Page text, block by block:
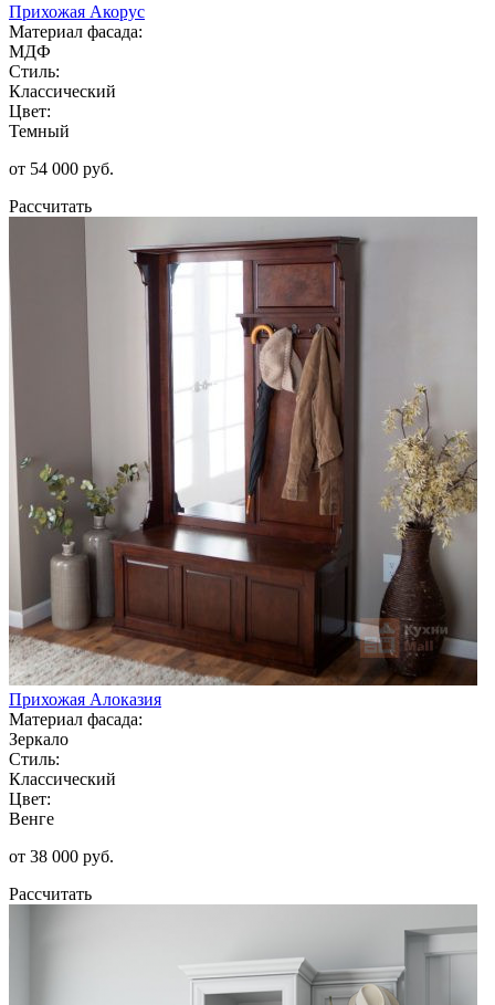
Прихожая Акорус
Материал фасада:
МДФ
Стиль:
Классический
Цвет:
Темный
от 54 000 руб.
Рассчитать
Прихожая Алоказия
Материал фасада:
Зеркало
Стиль:
Классический
Цвет:
Венге
от 38 000 руб.
Рассчитать